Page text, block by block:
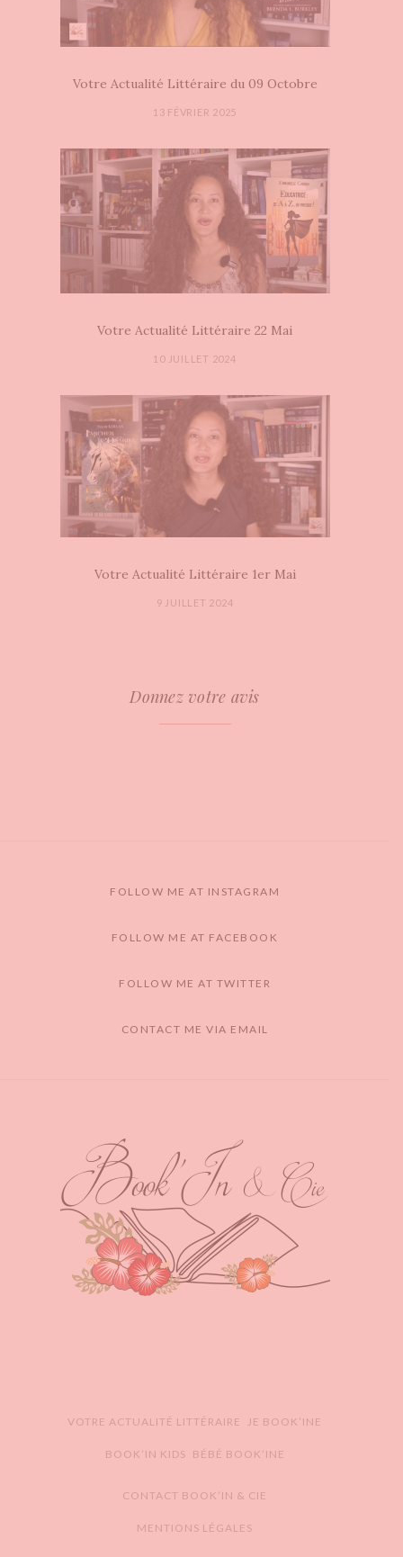
Votre Actualité Littéraire du 09 Octobre
13 FÉVRIER 2025
Votre Actualité Littéraire 22 Mai
10 JUILLET 2024
Votre Actualité Littéraire 1er Mai
9 JUILLET 2024
Donnez votre avis
FOLLOW ME AT INSTAGRAM
FOLLOW ME AT FACEBOOK
FOLLOW ME AT TWITTER
CONTACT ME VIA EMAIL
VOTRE ACTUALITÉ LITTÉRAIRE JE BOOK’INE
BOOK’IN KIDS BÉBÉ BOOK’INE
CONTACT BOOK’IN & CIE
MENTIONS LÉGALES